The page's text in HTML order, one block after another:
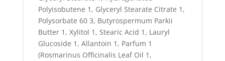
Polyisobutene 1 , Glyceryl Stearate Citrate 1 ,
Polysorbate 60 3, Butyrospermum Parkii
Butter 1 , Xylitol 1 , Stearic Acid 1 , Lauryl
Glucoside 1 , Allantoin 1 , Parfum 1
(Rosmarinus Officinalis Leaf Oil 1 ,